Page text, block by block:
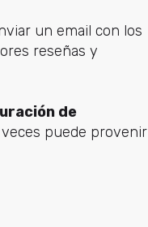
un email con los
reseñas y
de
puede provenir